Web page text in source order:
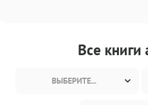
Все книги
ВЫБЕРИТЕ...